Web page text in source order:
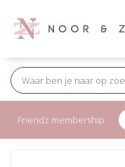
Friendz membership